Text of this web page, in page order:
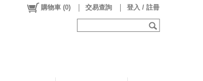
購物車 (0) 交易查詢 登入 / 註冊